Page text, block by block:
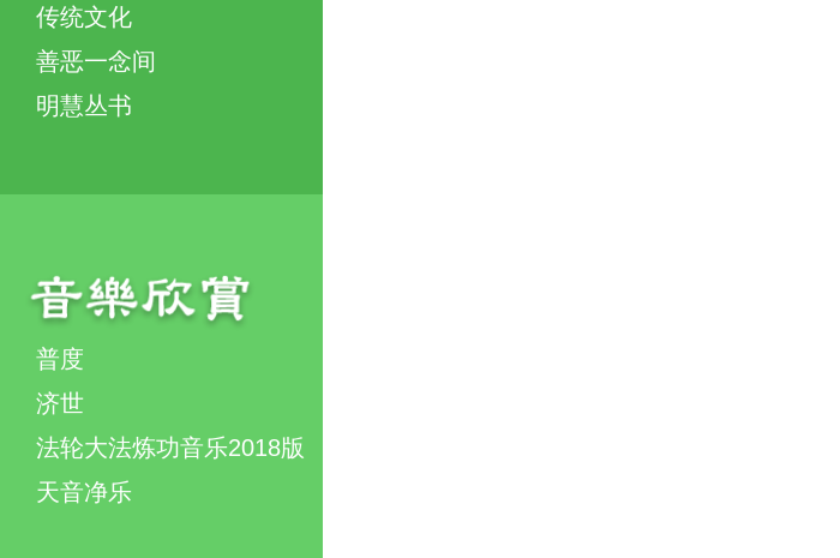
传统文化
善恶一念间
明慧丛书
普度
济世
法轮大法炼功音乐2018版
天音净乐